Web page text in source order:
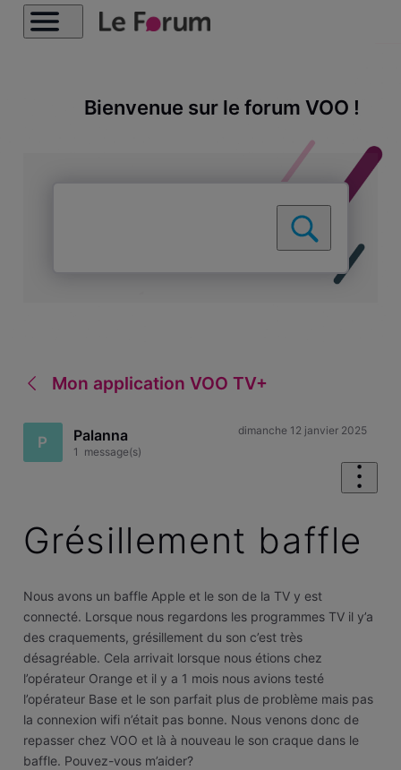
Bienvenue sur le forum VOO !
Mon application VOO TV+
P Palanna
1 message(s)
dimanche 12 janvier 2025
Grésillement baffle
Nous avons un baffle Apple et le son de la TV y est
connecté. Lorsque nous regardons les programmes TV il y’a
des craquements, grésillement du son c’est très
désagréable. Cela arrivait lorsque nous étions chez
l’opérateur Orange et il y a 1 mois nous avions testé
l’opérateur Base et le son parfait plus de problème mais pas
la connexion wifi n’était pas bonne. Nous venons donc de
repasser chez VOO et là à nouveau le son craque dans le
baffle. Pouvez-vous m’aider?